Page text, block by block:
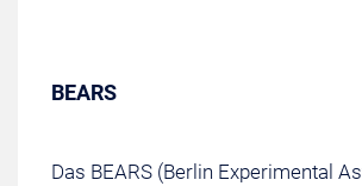
BEARS
Das BEARS (Berlin Experimental